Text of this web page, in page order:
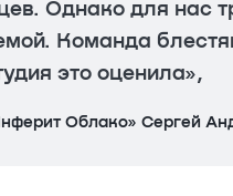
Однако для нас
Команда
это оценила»,
Облако» Сергей